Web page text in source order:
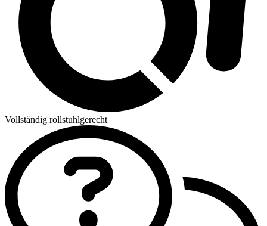
Vollständig rollstuhlgerecht